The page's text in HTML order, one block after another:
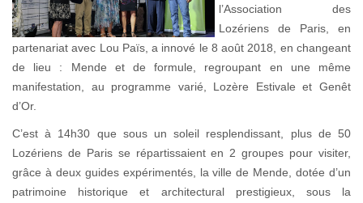
l’Association des
Lozériens de Paris, en
partenariat avec Lou Païs, a innové le 8 août 2018, en changeant
de lieu : Mende et de formule, regroupant en une même
manifestation, au programme varié, Lozère Estivale et Genêt
d’Or.
C’est à 14h30 que sous un soleil resplendissant, plus de 50
Lozériens de Paris se répartissaient en 2 groupes pour visiter,
grâce à deux guides expérimentés, la ville de Mende, dotée d’un
patrimoine historique et architectural prestigieux, sous la